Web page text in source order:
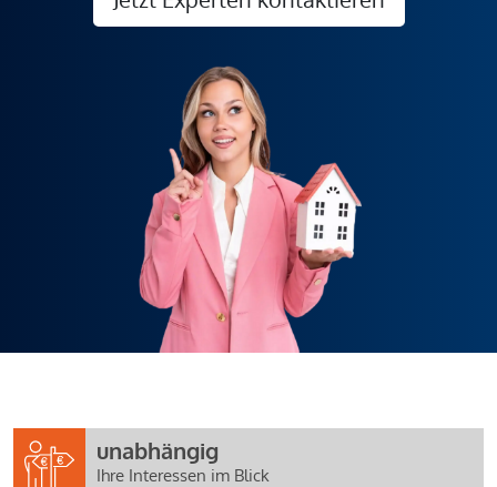
unabhängig
Ihre Interessen im Blick